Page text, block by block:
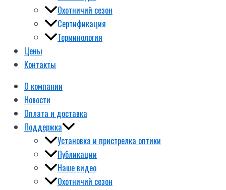
Охотничий сезон
Сертификация
Терминология
Цены
Контакты
О компании
Новости
Оплата и доставка
Поддержка
Установка и пристрелка оптики
Публикации
Наше видео
Охотничий сезон